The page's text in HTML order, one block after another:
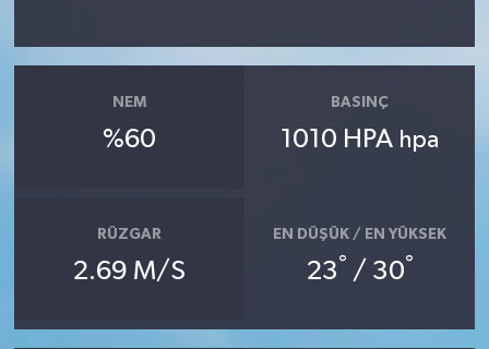
NEM
%60
BASINÇ
1010 HPA hpa
RÜZGAR
2.69 M/S
EN DÜŞÜK / EN YÜKSEK
23° / 30°